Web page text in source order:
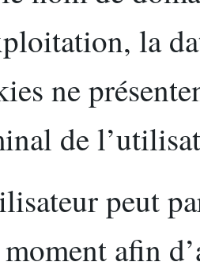
la
ne
de
peut
afin